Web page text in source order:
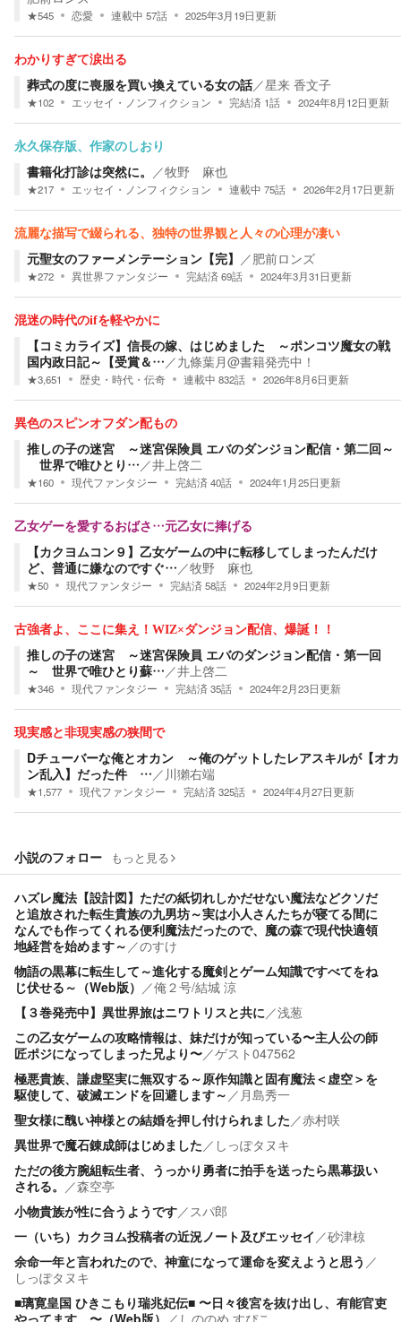
★545 恋愛 連載中 57話 2025年3月19日更新
わかりすぎて涙出る
葬式の度に喪服を買い換えている女の話／星来 香文子
★102 エッセイ・ノンフィクション 完結済 1話 2024年8月12日更新
永久保存版、作家のしおり
書籍化打診は突然に。 ／牧野 麻也
★217 エッセイ・ノンフィクション 連載中 75話 2026年2月17日更新
流麗な描写で綴られる、独特の世界観と人々の心理が凄い
元聖女のファーメンテーション【完】 ／肥前ロンズ
★272 異世界ファンタジー 完結済69話 2024年3月31日更新
混迷の時代のifを軽やかに
【コミカライズ】信長の嫁、はじめました ～ポンコツ魔女の戦
国内政日記～【受賞＆…／九條葉月@書籍発売中！
★3,651 歴史・時代・伝奇 連載中 832話 2026年8月6日更新
異色のスピンオフダン配もの
推しの子の迷宮 ～迷宮保険員 エバのダンジョン配信・第二回～
世界で唯ひとり…／井上啓二
★160 現代ファンタジー 完結済40話 2024年1月25日更新
乙女ゲーを愛するおばさ…元乙女に捧げる
【カクヨムコン９】乙女ゲームの中に転移してしまったんだけ
ど、普通に嫌なのですぐ…／牧野 麻也
★50 現代ファンタジー 完結済58話 2024年2月9日更新
古強者よ、ここに集え！WIZ×ダンジョン配信、爆誕！！
推しの子の迷宮 ～迷宮保険員 エバのダンジョン配信・第一回
～ 世界で唯ひとり蘇…／井上啓二
★346 現代ファンタジー 完結済35話 2024年2月23日更新
現実感と非現実感の狭間で
Dチューバーな俺とオカン ～俺のゲットしたレアスキルが【オカ
ン乱入】だった件 …／ 川獺右端
★1,577 現代ファンタジー 完結済325話 2024年4月27日更新
小説のフォロー もっと見る
ハズレ魔法【設計図】ただの紙切れしかだせない魔法などクソだ
と追放された転生貴族の九男坊～実は小人さんたちが寝てる間に
なんでも作ってくれる便利魔法だったので、魔の森で現代快適領
地経営を始めます～ ／のすけ
物語の黒幕に転生して～進化する魔剣とゲーム知識ですべてをね
じ伏せる～（Web版） ／俺２号/結城 涼
【３巻発売中】異世界旅はニワトリスと共に／浅葱
この乙女ゲームの攻略情報は、妹だけが知っている〜主人公の師
匠ポジになってしまった兄より〜／ゲスト047562
極悪貴族、謙虚堅実に無双する～原作知識と固有魔法＜虚空＞を
駆使して、破滅エンドを回避します～ ／ 月島秀一
聖女様に醜い神様との結婚を押し付けられました／赤村咲
異世界で魔石錬成師はじめました／ しっぽタヌキ
ただの後方腕組転生者、うっかり勇者に拍手を送ったら黒幕扱い
される。 ／森空亭
小物貴族が性に合うようです／スパ郎
一（いち）カクヨム投稿者の近況ノート及びエッセイ ／砂津椋
余命一年と言われたので、神童になって運命を変えようと思う ／
しっぽタヌキ
■璃寛皇国 ひきこもり瑞兆妃伝■ 〜日々後宮を抜け出し、有能官吏
やってます。〜（Web版） ／ しののめ すぴこ